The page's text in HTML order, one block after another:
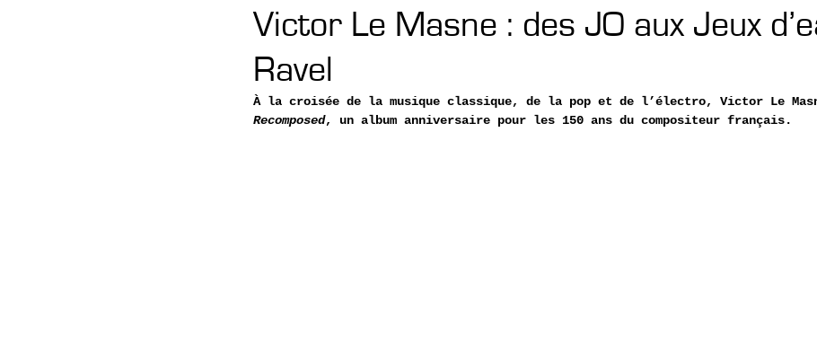
Victor Le Masne : des JO aux Jeux
Ravel
À la croisée de la musique classique, de la pop et de l’électro, Victor Le
Recomposed, un album anniversaire pour les 150 ans du compositeur français.